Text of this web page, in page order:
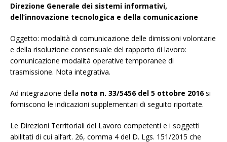
Direzione Generale dei sistemi informativi,
dell’innovazione tecnologica e della comunicazione
Oggetto: modalità di comunicazione delle dimissioni volontarie
e della risoluzione consensuale del rapporto di lavoro:
comunicazione modalità operative temporanee di
trasmissione. Nota integrativa.
Ad integrazione della nota n. 33/5456 del 5 ottobre 2016si
forniscono le indicazioni supplementari di seguito riportate.
Le Direzioni Territoriali del Lavoro competenti e i soggetti
abilitati di cui all’art. 26, comma 4 del D. Lgs. 151/2015 che